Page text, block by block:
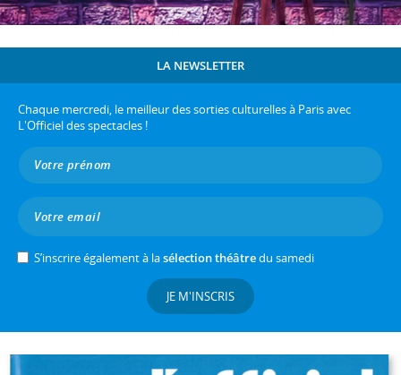
LA NEWSLETTER
Chaque mercredi, le meilleur des sorties culturelles à Paris avec
L'Officiel des spectacles !
S’inscrire également à lasélection théâtredu samedi
JE M'INSCRIS